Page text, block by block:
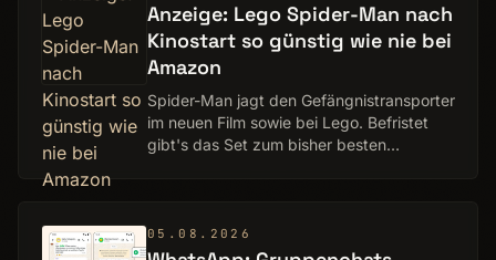
Anzeige: Lego Spider-Man nach
Kinostart so günstig wie nie bei
Amazon
Spider-Man jagt den Gefängnistransporter
im neuen Film sowie bei Lego. Befristet
gibt's das Set zum bisher besten
05.08.2026